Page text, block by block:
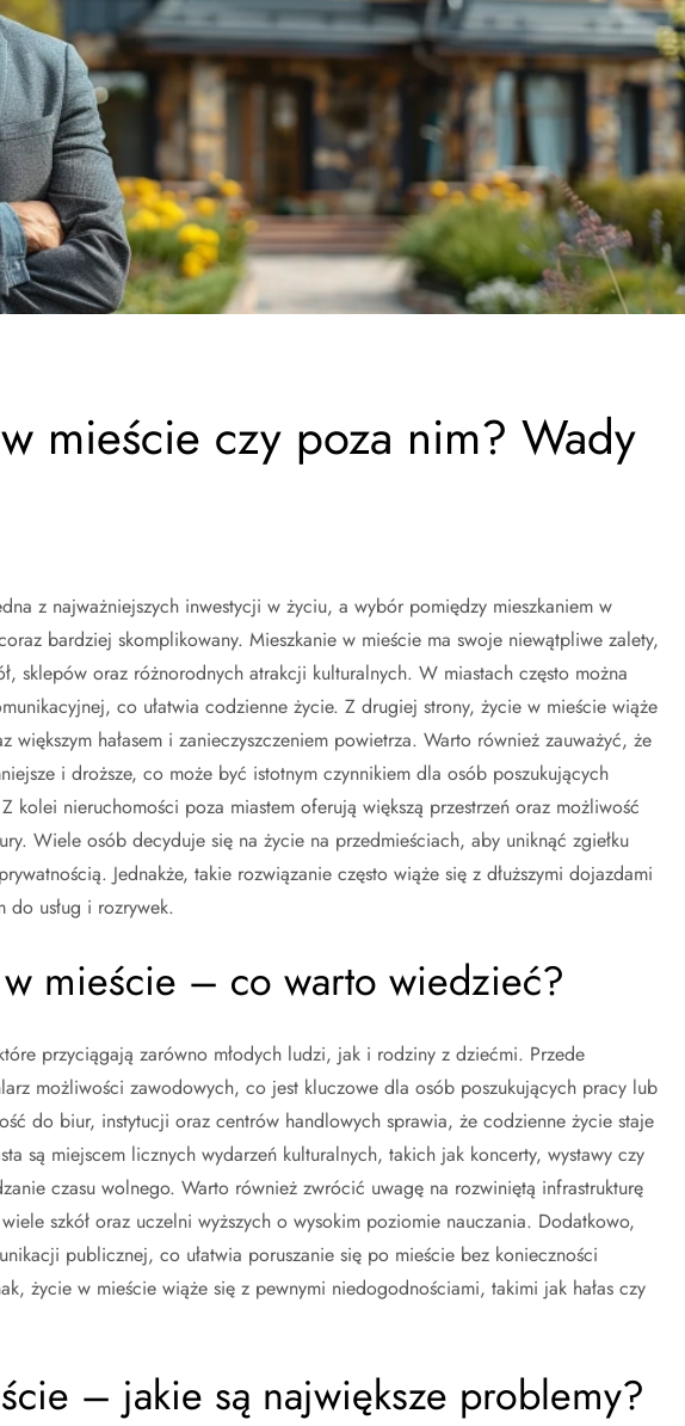
mieście czy poza nim? Wady
z najważniejszych inwestycji w życiu, a wybór pomiędzy mieszkaniem w
bardziej skomplikowany. Mieszkanie w mieście ma swoje niewątpliwe zalety,
sklepów oraz różnorodnych atrakcji kulturalnych. W miastach często można
co ułatwia codzienne życie. Z drugiej strony, życie w mieście wiąże
większym hałasem i zanieczyszczeniem powietrza. Warto również zauważyć, że
i droższe, co może być istotnym czynnikiem dla osób poszukujących
kolei nieruchomości poza miastem oferują większą przestrzeń oraz możliwość
Wiele osób decyduje się na życie na przedmieściach, aby uniknąć zgiełku
Jednakże, takie rozwiązanie często wiąże się z dłuższymi dojazdami
usług i rozrywek.
mieście – co warto wiedzieć?
przyciągają zarówno młodych ludzi, jak i rodziny z dziećmi. Przede
możliwości zawodowych, co jest kluczowe dla osób poszukujących pracy lub
do biur, instytucji oraz centrów handlowych sprawia, że codzienne życie staje
są miejscem licznych wydarzeń kulturalnych, takich jak koncerty, wystawy czy
czasu wolnego. Warto również zwrócić uwagę na rozwiniętą infrastrukturę
szkół oraz uczelni wyższych o wysokim poziomie nauczania. Dodatkowo,
publicznej, co ułatwia poruszanie się po mieście bez konieczności
życie w mieście wiąże się z pewnymi niedogodnościami, takimi jak hałas czy
– jakie są największe problemy?